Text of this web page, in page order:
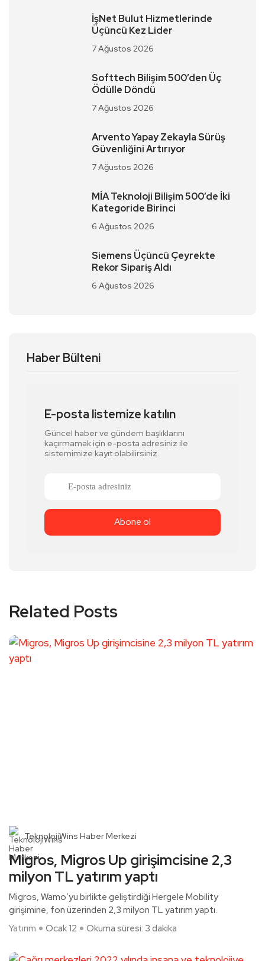
İşNet Bulut Hizmetlerinde
Üçüncü Kez Lider
7 Ağustos 2026
Softtech Bilişim 500’den Üç
Ödülle Döndü
7 Ağustos 2026
Arvento Yapay Zekayla Sürüş
Güvenliğini Artırıyor
7 Ağustos 2026
MİA Teknoloji Bilişim 500’de İki
Kategoride Birinci
6 Ağustos 2026
Siemens Üçüncü Çeyrekte
Rekor Sipariş Aldı
6 Ağustos 2026
Haber Bülteni
E-posta listemize katılın
Güncel haber ve gündem başlıklarını
kaçırmamak için e-posta adresiniz ile
sistemimize kayıt olabilirsiniz.
Related Posts
TeknolojiWins Haber Merkezi
Migros, Migros Up girişimcisine 2,3
milyon TL yatırım yaptı
Migros, Wamo’yu birlikte geliştirdiği Hergele Mobility
girişimine, fon üzerinden 2,3 milyon TL yatırım yaptı.
Yatırım
Ocak 12 Okuma süresi: 3 dakika